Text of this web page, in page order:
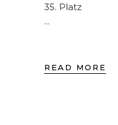
35. Platz
READ MORE